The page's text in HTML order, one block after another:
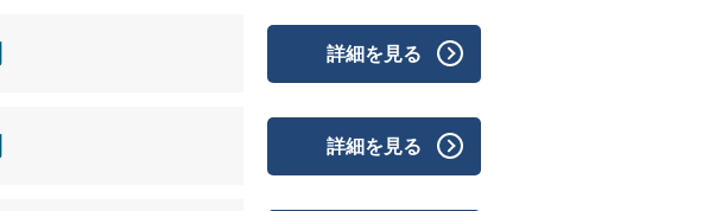
詳細を見る
詳細を見る